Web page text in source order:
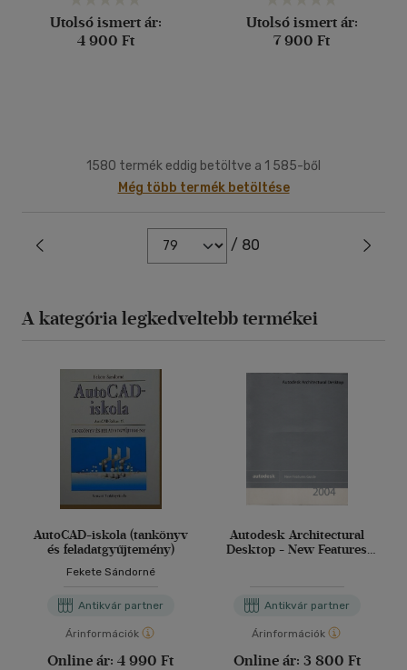
Utolsó ismert ár:
4 900 Ft
Utolsó ismert ár:
7 900 Ft
1580 termék eddig betöltve a 1 585-ből
Még több termék betöltése
/ 80
A kategória legkedveltebb termékei
AutoCAD-iskola (tankönyv
és feladatgyűjtemény)
Fekete Sándorné
Antikvár partner
Árinformációk
Online ár: 4 990 Ft
Autodesk Architectural
Desktop - New Features
Antikvár partner
Árinformációk
Online ár: 3 800 Ft